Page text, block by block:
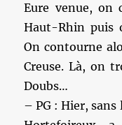
Eure venue, on
Haut-Rhin puis
On contourne
Creuse. Là, on
Doubs…
– PG : Hier,